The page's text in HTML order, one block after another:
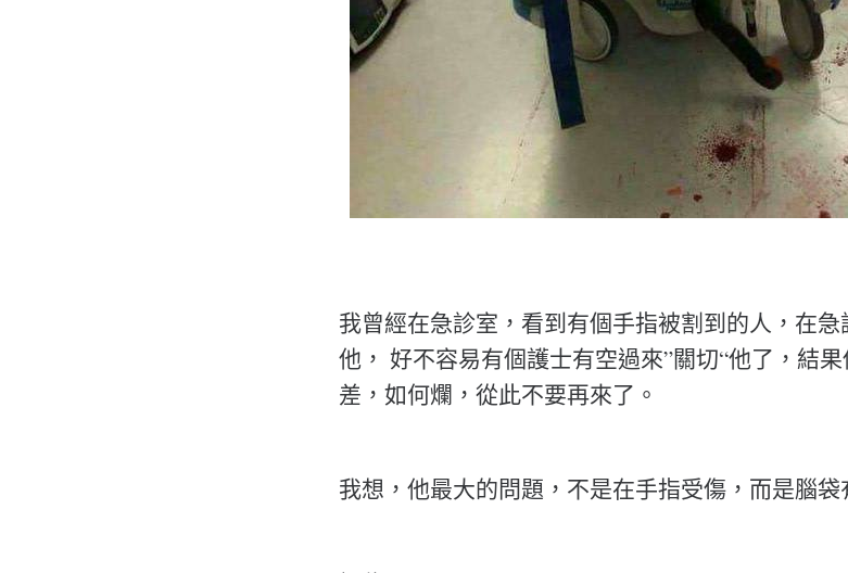
我曾經在急診室，看到有個手指被割到的人，在
他， 好不容易有個護士有空過來”關切“他了，結
差，如何爛，從此不要再來了。
我想，他最大的問題，不是在手指受傷，而是腦袋